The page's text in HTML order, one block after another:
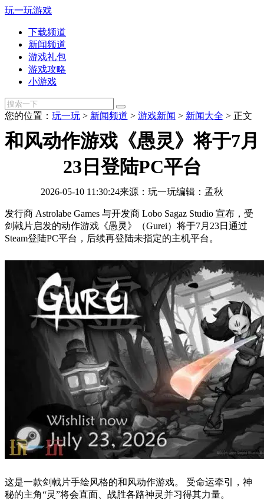
玩一玩游戏
下载频道
新闻频道
游戏礼包
游戏攻略
小游戏
您的位置： 玩一玩 > 新闻频道 > 游戏新闻 > 新闻大全 > 正文
和风动作游戏《愚灵》将于7月
23日登陆PC平台
2026-05-10 11:30:24来源：玩一玩编辑：孟秋
发行商 Astrolabe Games 与开发商 Lobo Sagaz Studio 宣布，受
剑戟片启发的动作游戏《愚灵》（Gurei）将于7月23日通过
Steam登陆PC平台，后续再登陆未指定的主机平台。
这是一款剑戟片手绘风格的和风动作游戏。 受命运牵引，神
秘的主角“灵”将会直面、战胜各路神灵并习得其力量。